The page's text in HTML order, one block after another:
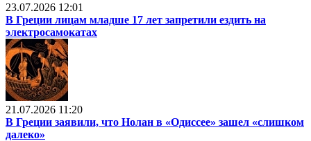
23.07.2026 12:01
В Греции лицам младше 17 лет запретили ездить на
электросамокатах
21.07.2026 11:20
В Греции заявили, что Нолан в «Одиссее» зашел «слишком
далеко»